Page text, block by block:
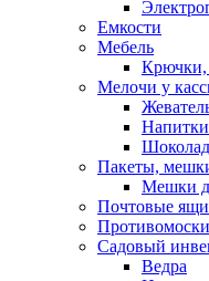
Емкости
Мебель
Крючки,
Мелочи у
Напитки
Пакеты,
Мешки
Почтовые
Садовый
Ведра